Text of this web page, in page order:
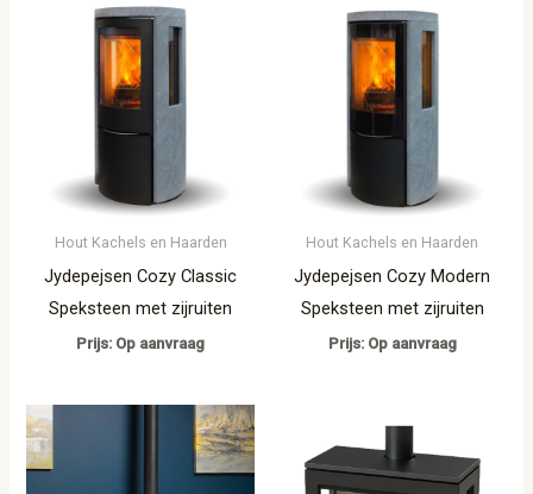
Hout Kachels en Haarden
Jydepejsen Cozy Classic
Speksteen met zijruiten
Prijs: Op aanvraag
Hout Kachels en Haarden
Jydepejsen Cozy Modern
Speksteen met zijruiten
Prijs: Op aanvraag